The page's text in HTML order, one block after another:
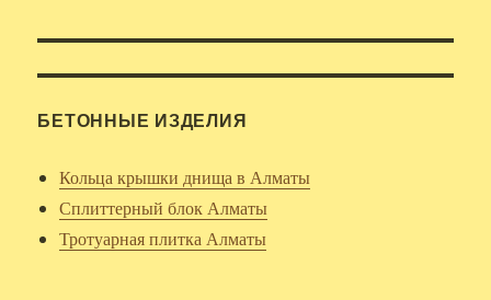
БЕТОННЫЕ ИЗДЕЛИЯ
Кольца крышки днища в Алматы
Сплиттерный блок Алматы
Тротуарная плитка Алматы